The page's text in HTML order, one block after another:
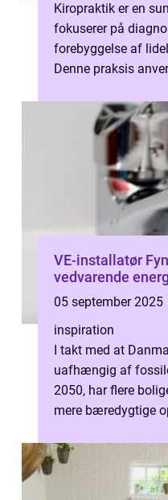
Kiropraktik er en
fokuserer på
forebyggelse af
Denne praksis
VE-installatør
vedvarende
05 september 2025
inspiration
I takt med at
uafhængig af
2050, har flere
mere bæredygtige